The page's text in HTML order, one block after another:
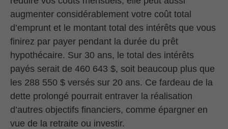
augmenter considérablement votre coût total
d’emprunt et le montant total des intérêts que vous
finirez par payer pendant la durée du prêt
hypothécaire. Sur 30 ans, le total des intérêts
payés serait de 460 643 $, soit beaucoup plus que
les 288 550 $ versés sur 20 ans. Ce fardeau de la
dette prolongé pourrait entraver la réalisation
d’autres objectifs financiers, comme épargner en
vue de la retraite ou investir.